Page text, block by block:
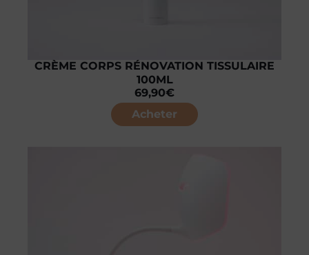
CRÈME CORPS RÉNOVATION TISSULAIRE
100ML
69,90€
Acheter